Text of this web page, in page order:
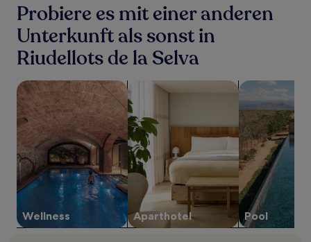
24 Stunden
für
einen
Aufenthalt
mit
1 Übernachtung
von
2 Erwachsenen
gefunden
wurde.
Preise
und
Verfügbarkeiten
können
sich
Es
können
Probiere es mit einer anderen
Unterkunft als sonst in
Riudellots de la Selva
Wellness
Suche nach Unterkünften mit Wellness vor Ort
Aparthotel
Suche nach Aparthotels
Pool
Suche nach